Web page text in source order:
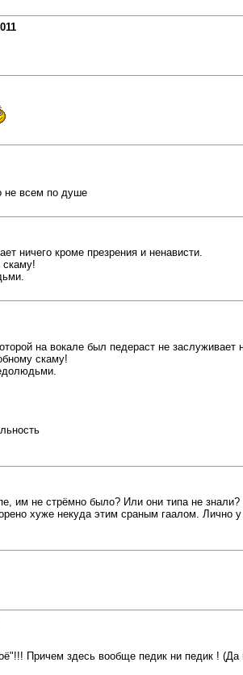
не всем по душе
ничего кроме презрения и ненависти.
на вокале был педераст не заслуживает
скаму!
им не стрёмно было? Или они типа не
хуже некуда этим сраным гаалом. Лично
Причем здесь вообще педик ни педик ! (Да